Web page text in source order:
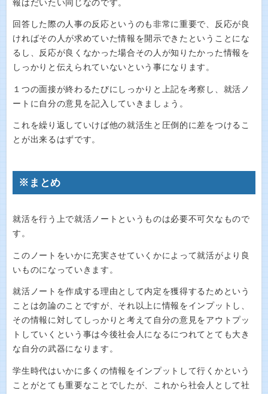
報はだいたい同じなのです。
回答した際の人事の反応というのも非常に重要で、反応が良
ければその人が求めていた情報を開示できたということにな
るし、反応が良くなかった場合その人が知りたかった情報を
しっかりと伝えられていないという事になります。
１つの面接が終わるたびにしっかりと上記を考察し、就活ノ
ートに自分の意見を記入していきましょう。
これを繰り返していけば他の就活生と圧倒的に差をつけるこ
とが出来るはずです。
※まとめ
就活を行う上で就活ノートというものは必要不可欠なもので
す。
このノートをいかに充実させていくかによって就活がより良
いものになっていきます。
就活ノートを作成する理由として内定を獲得するためという
ことは勿論のことですが、それ以上に情報をインプットし、
その情報に対してしっかりと考えて自分の意見をアウトプッ
トしていくという事は今後社会人になるにつれてとても大き
な自分の武器になります。
学生時代はいかに多くの情報をインプットして行くかという
ことがとても重要なことでしたが、これから社会人として社